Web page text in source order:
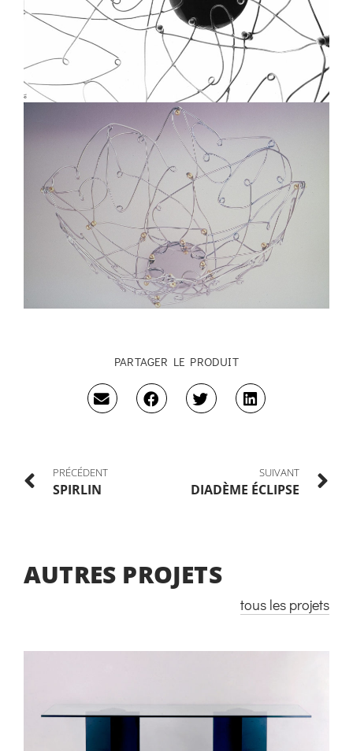
PARTAGER LE PRODUIT
PRÉCÉDENT
SPIRLIN
SUIVANT
DIADÈME ÉCLIPSE
AUTRES PROJETS
tous les projets